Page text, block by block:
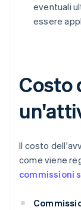
eventuali
essere
Costo
Il costo
come viene
commissioni